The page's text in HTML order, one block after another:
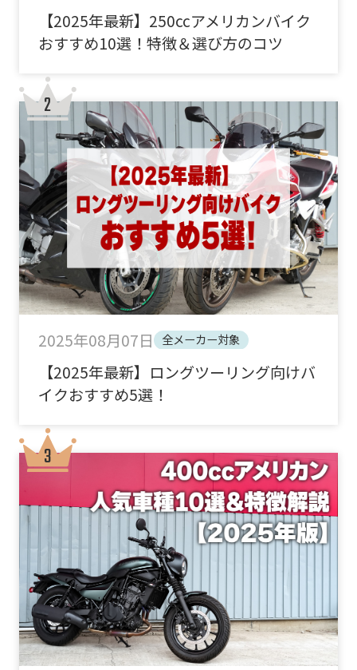
【2025年最新】250ccアメリカンバイク
おすすめ10選！特徴＆選び方のコツ
2025年08月07日 全メーカー対象
【2025年最新】ロングツーリング向けバ
イクおすすめ5選！